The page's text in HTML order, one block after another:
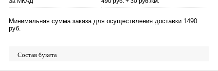
Минимальная сумма заказа для осуществления доставки 1490
руб.
Состав букета